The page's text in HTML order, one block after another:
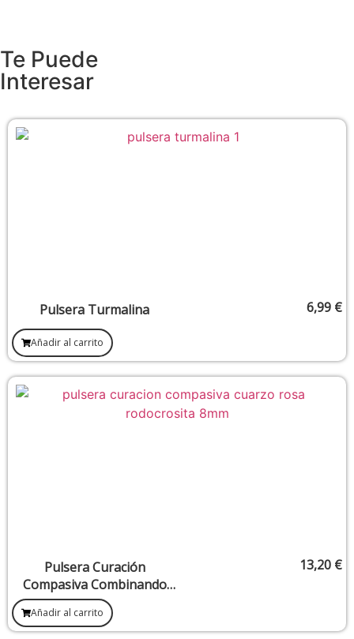
Te Puede
Interesar
Pulsera Turmalina 6,99 €
Añadir al carrito
Pulsera Curación
Compasiva Combinando
Cuarzo Rosa Y Rodocrosita
8mm
13,20 €
Añadir al carrito